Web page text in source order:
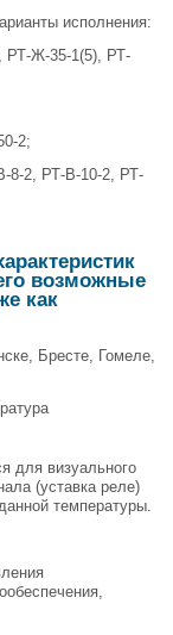
исполнения:
РТ-Ж-35-1(5), РТ-
2;
8-2, РТ-В-10-2, РТ-
возможные
как
Бресте, Гомеле,
для визуального
(уставка реле)
температуры.